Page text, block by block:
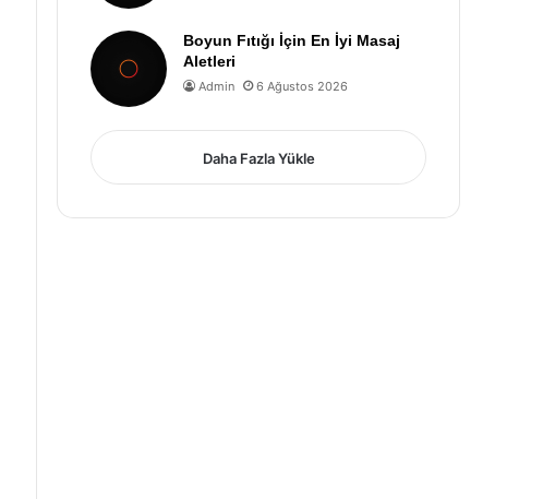
Boyun Fıtığı İçin En İyi Masaj
Aletleri
Admin 6 Ağustos 2026
Daha Fazla Yükle